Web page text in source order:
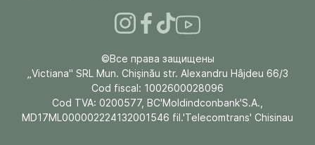
©Все права защищены
„Victiana" SRL Mun. Chişinău str. Alexandru Hâjdeu 66/3
Cod fiscal: 1002600028096
Cod TVA: 0200577, BC'Moldindconbank'S.A.,
MD17ML000002224132001546 fil.'Telecomtrans' Chisinau